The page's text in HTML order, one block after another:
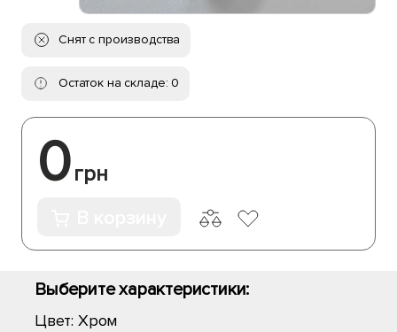
Снят с производства
Остаток на складе: 0
0грн
Выберите характеристики:
Цвет: Хром